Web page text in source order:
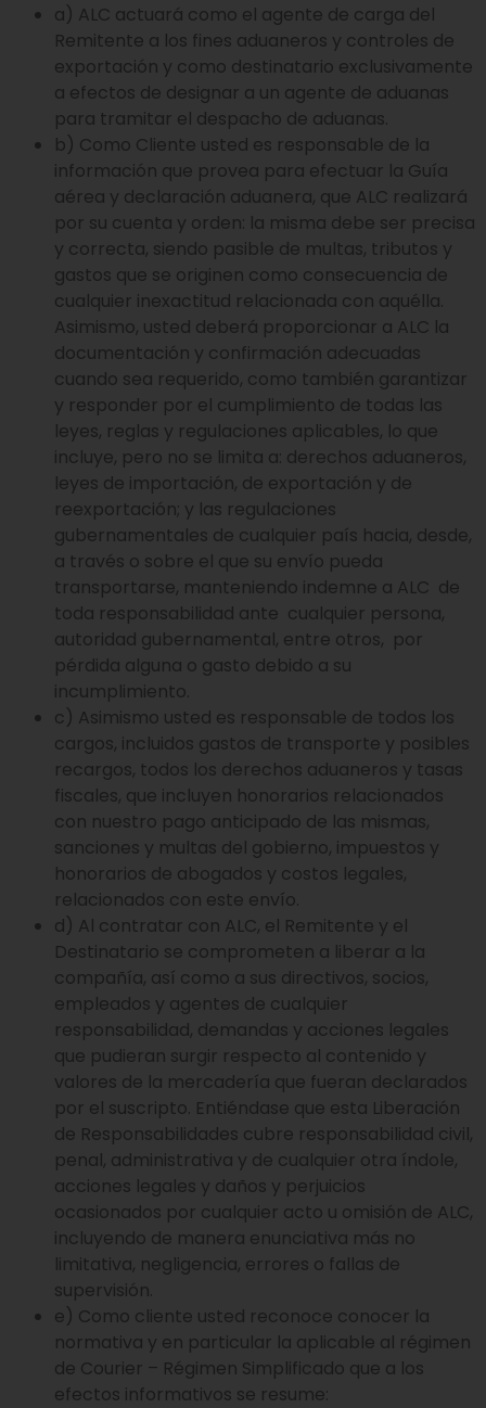
a) ALC actuará como el agente de carga del
Remitente a los fines aduaneros y controles de
exportación y como destinatario exclusivamente
a efectos de designar a un agente de aduanas
para tramitar el despacho de aduanas.
b) Como Cliente usted es responsable de la
información que provea para efectuar la Guía
aérea y declaración aduanera, que ALC realizará
por su cuenta y orden: la misma debe ser precisa
y correcta, siendo pasible de multas, tributos y
gastos que se originen como consecuencia de
cualquier inexactitud relacionada con aquélla.
Asimismo, usted deberá proporcionar a ALC la
documentación y confirmación adecuadas
cuando sea requerido, como también garantizar
y responder por el cumplimiento de todas las
leyes, reglas y regulaciones aplicables, lo que
incluye, pero no se limita a: derechos aduaneros,
leyes de importación, de exportación y de
reexportación; y las regulaciones
gubernamentales de cualquier país hacia, desde,
a través o sobre el que su envío pueda
transportarse, manteniendo indemne a ALC de
toda responsabilidad ante cualquier persona,
autoridad gubernamental, entre otros, por
pérdida alguna o gasto debido a su
incumplimiento.
c) Asimismo usted es responsable de todos los
cargos, incluidos gastos de transporte y posibles
recargos, todos los derechos aduaneros y tasas
fiscales, que incluyen honorarios relacionados
con nuestro pago anticipado de las mismas,
sanciones y multas del gobierno, impuestos y
honorarios de abogados y costos legales,
relacionados con este envío.
d) Al contratar con ALC, el Remitente y el
Destinatario se comprometen a liberar a la
compañía, así como a sus directivos, socios,
empleados y agentes de cualquier
responsabilidad, demandas y acciones legales
que pudieran surgir respecto al contenido y
valores de la mercadería que fueran declarados
por el suscripto. Entiéndase que esta Liberación
de Responsabilidades cubre responsabilidad civil,
penal, administrativa y de cualquier otra índole,
acciones legales y daños y perjuicios
ocasionados por cualquier acto u omisión de ALC,
incluyendo de manera enunciativa más no
limitativa, negligencia, errores o fallas de
supervisión.
e) Como cliente usted reconoce conocer la
normativa y en particular la aplicable al régimen
de Courier – Régimen Simplificado que a los
efectos informativos se resume: